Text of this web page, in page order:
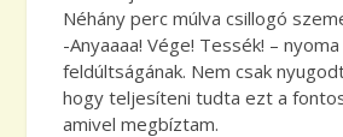
Néhány perc múlva csillogó
-Anyaaaa! Vége! Tessék! –
feldúltságának. Nem csak
hogy teljesíteni tudta ezt a
amivel megbíztam.